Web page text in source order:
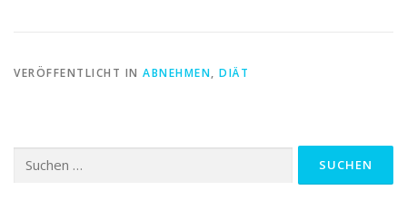
VERÖFFENTLICHT IN ABNEHMEN, DIÄT
nach: